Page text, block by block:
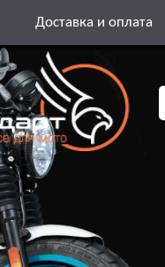
Доставка и оплата